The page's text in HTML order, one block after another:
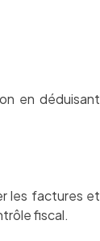
en déduisant
les factures et
fiscal.